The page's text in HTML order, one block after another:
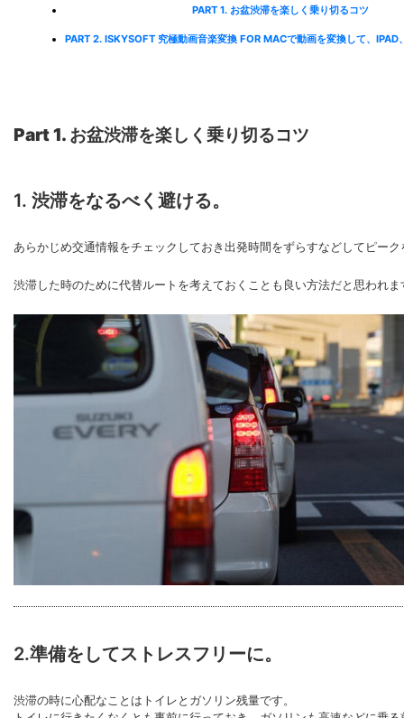
PART 1. お盆渋滞を楽しく乗り切るコツ
PART 2. ISKYSOFT 究極動画音楽変換 FOR MACで動画を変換して、IPAD
Part 1. お盆渋滞を楽しく乗り切るコツ
1. 渋滞をなるべく避ける。
あらかじめ交通情報をチェックしておき出発時間をずらすなどしてピー
渋滞した時のために代替ルートを考えておくことも良い方法だと思われま
2.準備をしてストレスフリーに。
渋滞の時に心配なことはトイレとガソリン残量です。